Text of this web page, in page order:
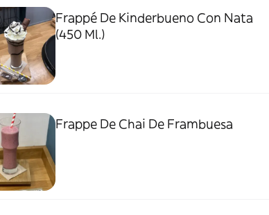
Frappé De Kinderbueno Con Nata
(450 Ml.)
Frappe De Chai De Frambuesa